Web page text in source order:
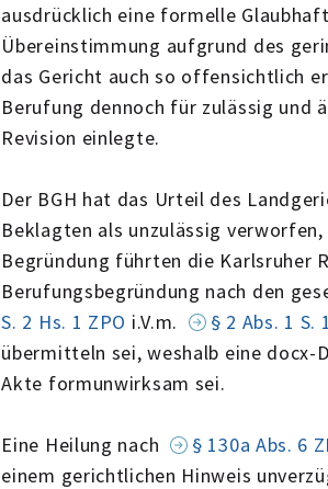
ausdrücklich eine formelle
Übereinstimmung aufgrund des
das Gericht auch so offensichtlich
Berufung dennoch für zulässig und
Revision einlegte.
Der BGH hat das Urteil des
Beklagten als unzulässig
Begründung führten die Karlsruher
Berufungsbegründung nach den
S. 2 Hs. 1 ZPO i.V.m. § 2 Abs. 1 S.
übermitteln sei, weshalb eine docx-
Akte formunwirksam sei.
Eine Heilung nach § 130a Abs. 6
einem gerichtlichen Hinweis